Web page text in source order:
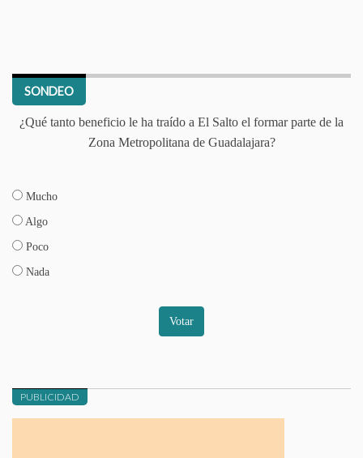
SONDEO
¿Qué tanto beneficio le ha traído a El Salto el formar parte de la
Zona Metropolitana de Guadalajara?
Mucho
Algo
Poco
Nada
Votar
PUBLICIDAD